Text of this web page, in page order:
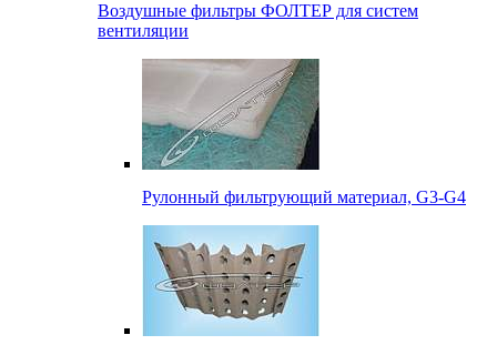
Воздушные фильтры ФОЛТЕР для систем
вентиляции
Рулонный фильтрующий материал, G3-G4